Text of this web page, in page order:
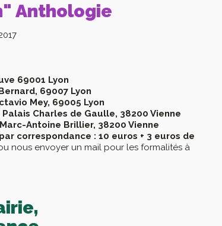
Anthologie
69001 Lyon
69007 Lyon
Mey, 69005 Lyon
Charles de Gaulle, 38200 Vienne
Antoine Brillier, 38200 Vienne
correspondance : 10 euros + 3 euros de
nous envoyer un mail pour les formalités à